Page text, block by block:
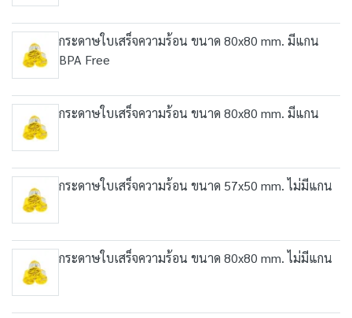
กระดาษใบเสร็จความร้อน ขนาด 80x80 mm. มีแกน
BPA Free
กระดาษใบเสร็จความร้อน ขนาด 80x80 mm. มีแกน
กระดาษใบเสร็จความร้อน ขนาด 57x50 mm. ไม่มีแกน
กระดาษใบเสร็จความร้อน ขนาด 80x80 mm. ไม่มีแกน